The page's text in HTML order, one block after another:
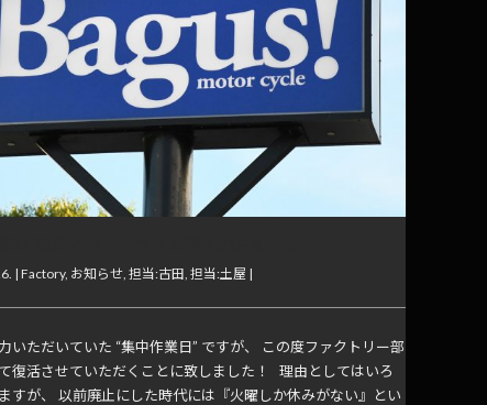
|Factory, お知らせ ,担当:古田 ,担当:土屋 |
いただいていた “集中作業日” ですが、 この度ファクトリー部
復活させていただくことに致しました！ 理由としてはいろ
すが、 以前廃止にした時代には『火曜しか休みがない』とい